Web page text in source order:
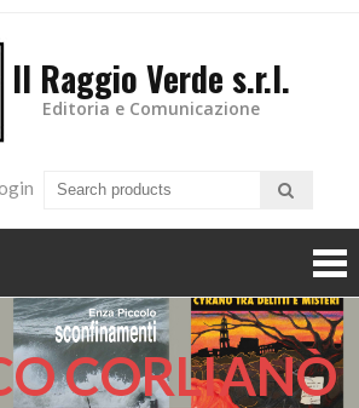
Il Raggio Verde s.r.l.
Editoria e Comunicazione
CORLIANÒ